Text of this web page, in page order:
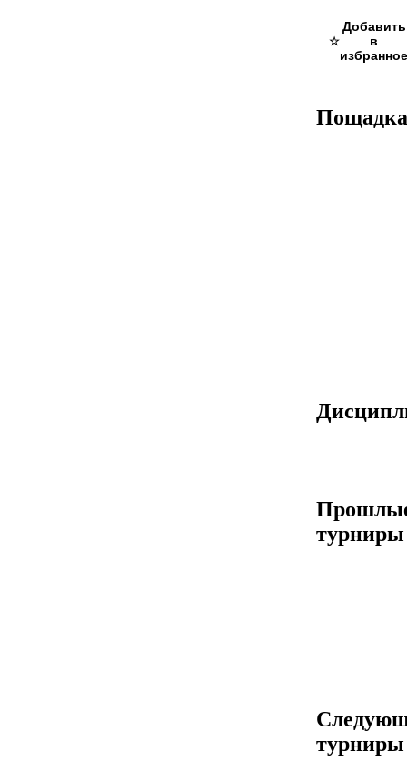
☆
Пощадка
турниры
турниры